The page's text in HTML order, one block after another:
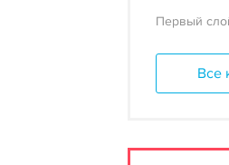
Первый
Все